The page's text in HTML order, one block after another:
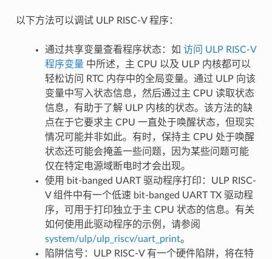
以下方法可以调试 ULP RISC-V 程序：
通过共享变量查看程序状态：如 访问 ULP RISC-V
程序变量 中所述，主 CPU 以及 ULP 内核都可以
轻松访问 RTC 内存中的全局变量。通过 ULP 向该
变量中写入状态信息，然后通过主 CPU 读取状态
信息，有助于了解 ULP 内核的状态。该方法的缺
点在于它要求主 CPU 一直处于唤醒状态，但现实
情况可能并非如此。有时，保持主 CPU 处于唤醒
状态还可能会掩盖一些问题，因为某些问题可能
仅在特定电源域断电时才会出现。
使用 bit-banged UART 驱动程序打印：ULP RISC-
V 组件中有一个低速 bit-banged UART TX 驱动程
序，可用于打印独立于主 CPU 状态的信息。有关
如何使用此驱动程序的示例，请参阅
system/ulp/ulp_riscv/uart_print。
陷阱信号：ULP RISC-V 有一个硬件陷阱，将在特